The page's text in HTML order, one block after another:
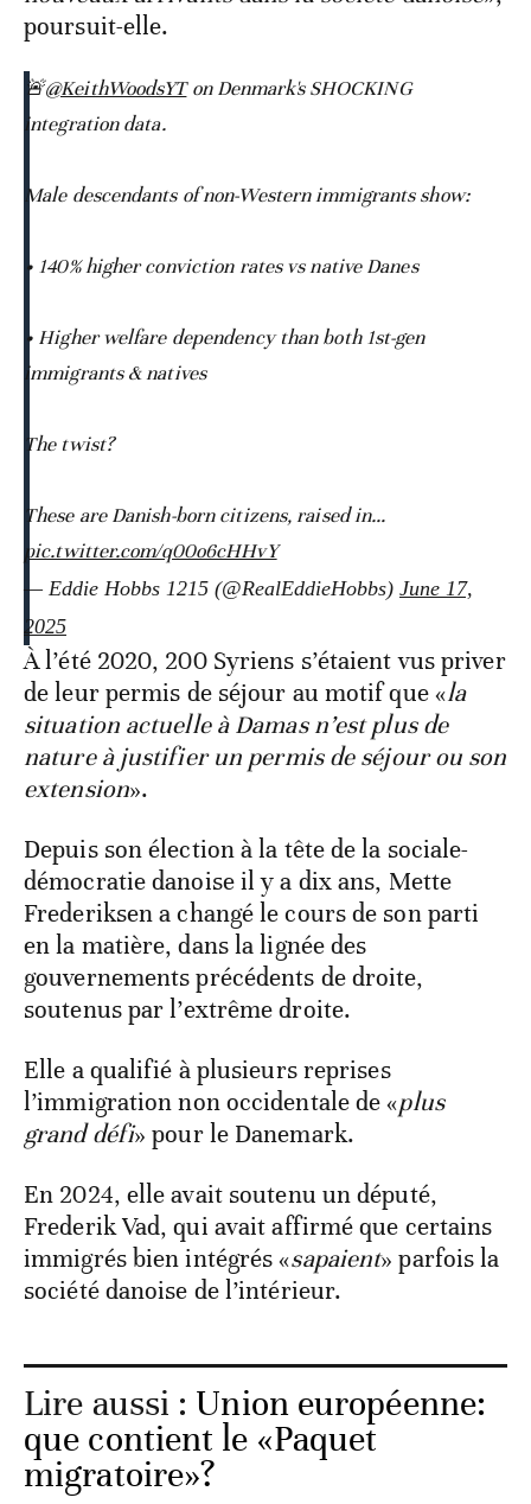
poursuit-elle.
🚨@KeithWoodsYTon Denmark's SHOCKING
integration data.
Male descendants of non-Western immigrants show:
• 140% higher conviction rates vs native Danes
• Higher welfare dependency than both 1st-gen
immigrants & natives
The twist?
These are Danish-born citizens, raised in…
pic.twitter.com/q00o6cHHvY
— Eddie Hobbs 1215 (@RealEddieHobbs) June 17,
2025
À l’été 2020, 200 Syriens s’étaient vus priver
de leur permis de séjour au motif que «la
situation actuelle à Damas n’est plus de
nature à justifier un permis de séjour ou son
extension».
Depuis son élection à la tête de la sociale-
démocratie danoise il y a dix ans, Mette
Frederiksen a changé le cours de son parti
en la matière, dans la lignée des
gouvernements précédents de droite,
soutenus par l’extrême droite.
Elle a qualifié à plusieurs reprises
l’immigration non occidentale de «plus
grand défi» pour le Danemark.
En 2024, elle avait soutenu un député,
Frederik Vad, qui avait affirmé que certains
immigrés bien intégrés «sapaient» parfois la
société danoise de l’intérieur.
Lire aussi : Union européenne:
que contient le «Paquet
migratoire»?